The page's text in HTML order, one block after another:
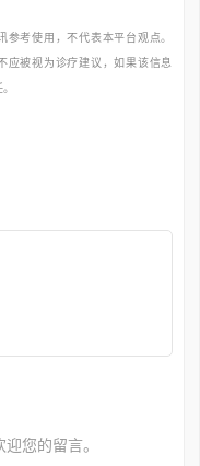
考使用，不代表本平台观点。
应被视为诊疗建议，如果该信息
您的留言。